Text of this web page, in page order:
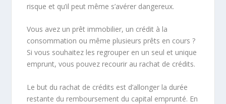
risque et qu’il peut même s’avérer dangereux.
Vous avez un prêt immobilier, un crédit à la
consommation ou même plusieurs prêts en cours ?
Si vous souhaitez les regrouper en un seul et unique
emprunt, vous pouvez recourir au rachat de crédits.
Le but du rachat de crédits est d’allonger la durée
restante du remboursement du capital emprunté. En